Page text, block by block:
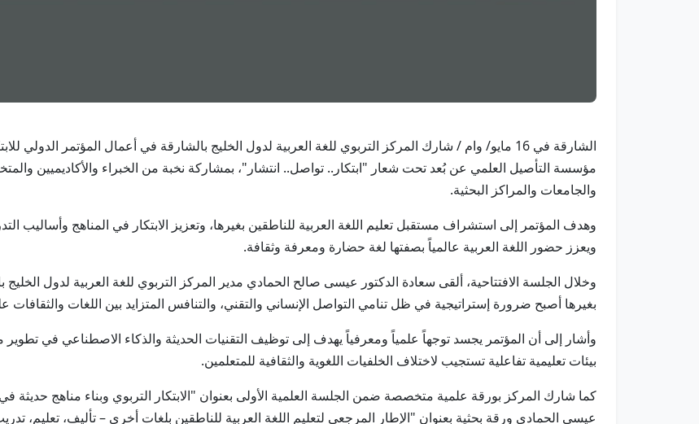
الشارقة في 16 مايو/ وام / شارك المركز التربوي للغة العربية لدول الخليج بالشارقة في أعمال المؤتمر
مؤسسة التأصيل العلمي عن بُعد تحت شعار "ابتكار.. تواصل.. انتشار"، بمشاركة نخبة من الخبراء والأكاديميين
والجامعات والمراكز البحثية.
وهدف المؤتمر إلى استشراف مستقبل تعليم اللغة العربية للناطقين بغيرها، وتعزيز الابتكار في المناهج وأساليب
ويعزز حضور اللغة العربية عالمياً بصفتها لغة حضارة ومعرفة وثقافة.
وخلال الجلسة الافتتاحية، ألقى سعادة الدكتور عيسى صالح الحمادي مدير المركز التربوي للغة العربية لدول الخليج
بغيرها أصبح ضرورة إستراتيجية في ظل تنامي التواصل الإنساني والتقني، والتنافس المتزايد بين اللغات والثقافات
وأشار إلى أن المؤتمر يجسد توجهاً علمياً ومعرفياً يهدف إلى توظيف التقنيات الحديثة والذكاء الاصطناعي في تطوير
بيئات تعليمية تفاعلية تستجيب لاختلاف الخلفيات اللغوية والثقافية للمتعلمين.
كما شارك المركز بورقة علمية متخصصة ضمن الجلسة العلمية الأولى بعنوان "الابتكار التربوي وبناء مناهج حديثة في
عيسى الحمادي ورقة بحثية بعنوان "الإطار المرجعي لتعليم اللغة العربية للناطقين بلغات أخرى – تأليف، تعليم،